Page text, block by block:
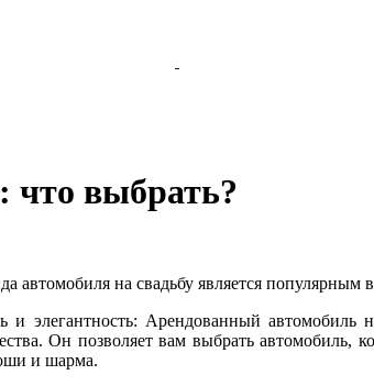
что выбрать?
автомобиля на свадьбу является
и элегантность: Арендованный автомобиль
Он позволяет вам выбрать автомобиль,
и шарма.